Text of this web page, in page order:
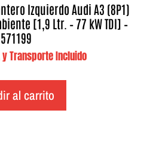
Izquierdo Audi A3 (8P1)
[1,9 Ltr. – 77 kW TDI] –
571199
y Transporte Incluido
al carrito